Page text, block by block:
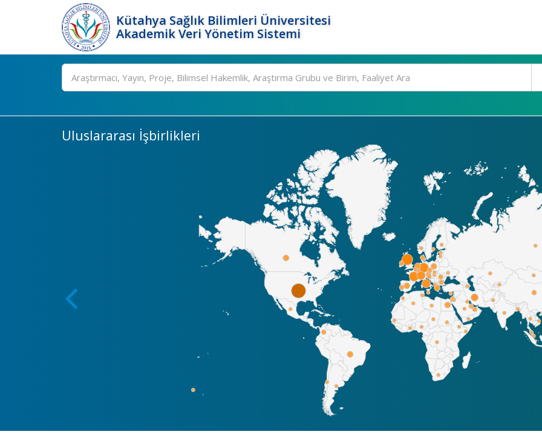
Kütahya Sağlık Bilimleri Üniversitesi
Akademik Veri Yönetim Sistemi
Ara
Uluslararası İşbirlikleri